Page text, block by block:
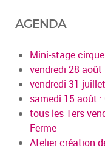
AGENDA
Mini-stage cirque
vendredi 28
vendredi 31
samedi 15 août :
tous les 1ers
Ferme
Atelier création